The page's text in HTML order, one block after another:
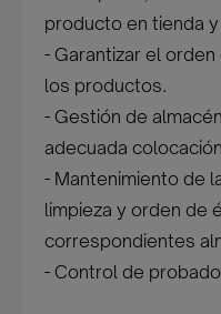
producto en tienda
- Garantizar el
los productos.
- Gestión de
adecuada
- Mantenimiento de
limpieza y orden de
correspondientes
- Control de